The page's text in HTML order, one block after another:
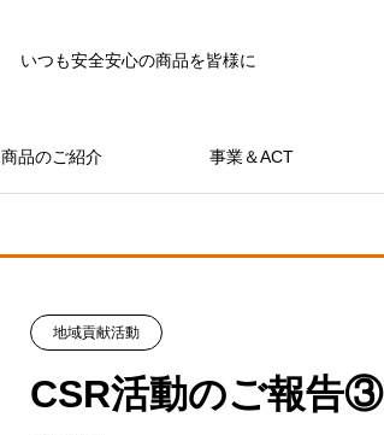
いつも安全安心の商品を皆様に
商品のご紹介 事業＆ACT
地域貢献活動
CSR活動のご報告③